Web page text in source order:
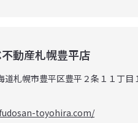
動産札幌豊平店
道札幌市豊平区豊平２条１１丁目
toyohira.com/